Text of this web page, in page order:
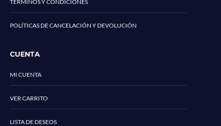
TÉRMINOS Y CONDICIONES
POLÍTICAS DE CANCELACIÓN Y DEVOLUCIÓN
CUENTA
MI CUENTA
VER CARRITO
LISTA DE DESEOS